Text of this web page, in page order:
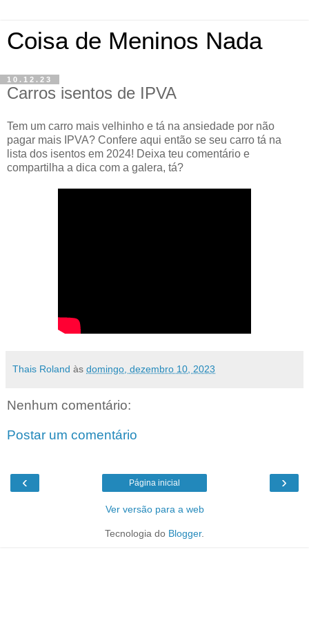
Coisa de Meninos Nada
10.12.23
Carros isentos de IPVA
Tem um carro mais velhinho e tá na ansiedade por não
pagar mais IPVA? Confere aqui então se seu carro tá na
lista dos isentos em 2024! Deixa teu comentário e
compartilha a dica com a galera, tá?
Thais Roland às domingo, dezembro 10, 2023
Nenhum comentário:
Postar um comentário
‹ ›
Página inicial
Ver versão para a web
Tecnologia do Blogger.